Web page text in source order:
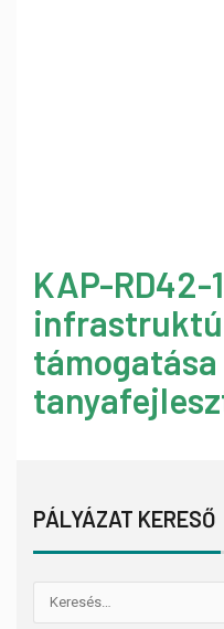
KAP-RD42-
támogatása
PÁLYÁZAT KERESŐ